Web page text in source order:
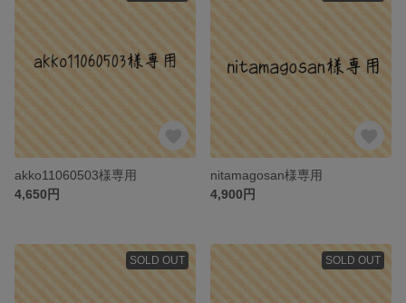
akko11060503様専用
4,650円
nitamagosan様専用
4,900円
SOLD OUT SOLD OUT